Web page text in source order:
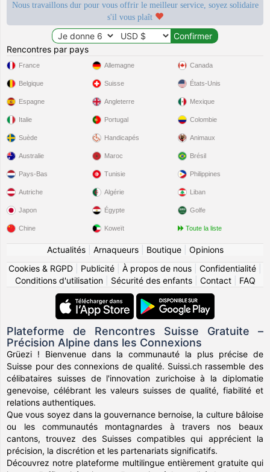
Nous travaillons dur pour vous offrir le meilleur service, soyez solidaire
s'il vous plaît
Rencontres par pays
France
Belgique
Espagne
Italie
Suède
Allemagne
Suisse
Angleterre
Portugal
Handicapés
Canada
États-Unis
Mexique
Colombie
Animaux
Australie
Pays-Bas
Autriche
Japon
Chine
Maroc
Tunisie
Algérie
Égypte
Koweït
Brésil
Philippines
Liban
Golfe
Toute la liste
Actualités| Arnaqueurs| Boutique| Opinions
Cookies & RGPD
Publicité À propos de nous Confidentialité
Conditions d'utilisation| Sécurité des enfants| Contact| FAQ
Plateforme de Rencontres Suisse Gratuite –
Précision Alpine dans les Connexions
Grüezi ! Bienvenue dans la communauté la plus précise de
Suisse pour des connexions de qualité. Suissi.ch rassemble des
célibataires suisses de l'innovation zurichoise à la diplomatie
genevoise, célébrant les valeurs suisses de qualité, fiabilité et
relations authentiques.
Que vous soyez dans la gouvernance bernoise, la culture bâloise
ou les communautés montagnardes à travers nos beaux
cantons, trouvez des Suisses compatibles qui apprécient la
précision, la discrétion et les partenariats significatifs.
Découvrez notre plateforme multilingue entièrement gratuite qui